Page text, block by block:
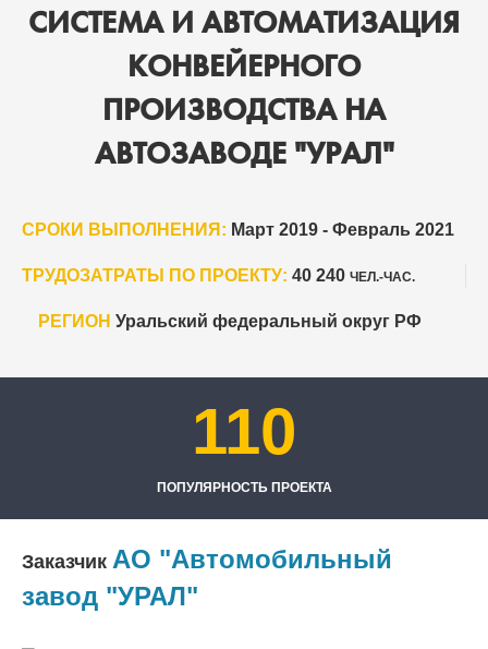
СИСТЕМА И АВТОМАТИЗАЦИЯ
КОНВЕЙЕРНОГО
ПРОИЗВОДСТВА НА
АВТОЗАВОДЕ "УРАЛ"
СРОКИ ВЫПОЛНЕНИЯ: Март 2019 - Февраль 2021
ТРУДОЗАТРАТЫ ПО ПРОЕКТУ: 40 240 ЧЕЛ.-ЧАС.
РЕГИОН Уральский федеральный округ РФ
110
ПОПУЛЯРНОСТЬ ПРОЕКТА
Заказчик АО "Автомобильный
завод "УРАЛ"